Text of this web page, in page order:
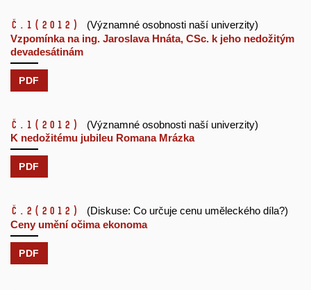
č.1 (2012)
(Významné osobnosti naší univerzity)
Vzpomínka na ing. Jaroslava Hnáta, CSc. k jeho nedožitým
devadesátinám
PDF
č.1 (2012)
(Významné osobnosti naší univerzity)
K nedožitému jubileu Romana Mrázka
PDF
č.2 (2012)
(Diskuse: Co určuje cenu uměleckého díla?)
Ceny umění očima ekonoma
PDF